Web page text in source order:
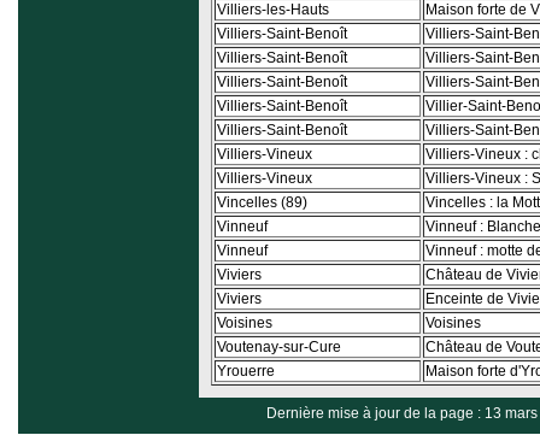
Villiers-les-Hauts
Maison forte de
Villiers-Saint-Benoît
Villiers-Saint-
Villiers-Saint-Benoît
Villiers-Saint-
Villiers-Saint-Benoît
Villiers-Saint-
Villiers-Saint-Benoît
Villier-Saint-
Villiers-Saint-Benoît
Villiers-Saint-
Villiers-Vineux
Villiers-Vineux :
Villiers-Vineux
Villiers-Vineux :
Vincelles (89)
Vincelles : la
Vinneuf
Vinneuf :
Vinneuf
Vinneuf : motte
Viviers
Château de
Viviers
Enceinte de
Voisines
Voisines
Voutenay-sur-Cure
Château de
Yrouerre
Maison forte
Dernière mise à jour de la page : 13